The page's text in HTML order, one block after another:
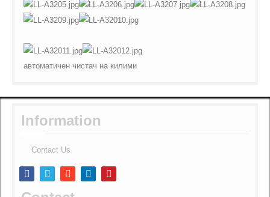
автоматичен чистач на килими
Information
Contact Us